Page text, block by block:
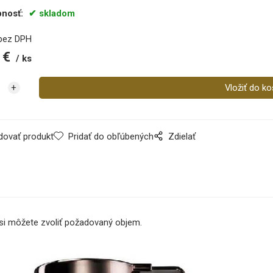
skladom
DPH
ks
produkt Pridať do obľúbených Zdielať
môžete zvoliť požadovaný objem.